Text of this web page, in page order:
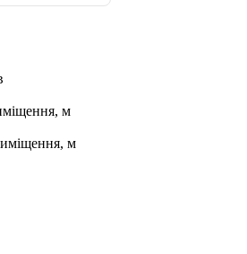
зустрічей.
мм. Такий параметр важливий для
столу: масивніша
більш солідно та доречно в
підтримувати інші металеві
більш цілісний вигляд
см см. Ці габарити варто
кількістю крісел і
кімнати.
м
м